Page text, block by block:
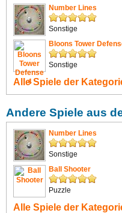
Number Lines
Sonstige
Bloons Tower
Sonstige
Alle Spiele der
Andere Spiele aus
Number Lines
Sonstige
Ball Shooter
Puzzle
Alle Spiele der